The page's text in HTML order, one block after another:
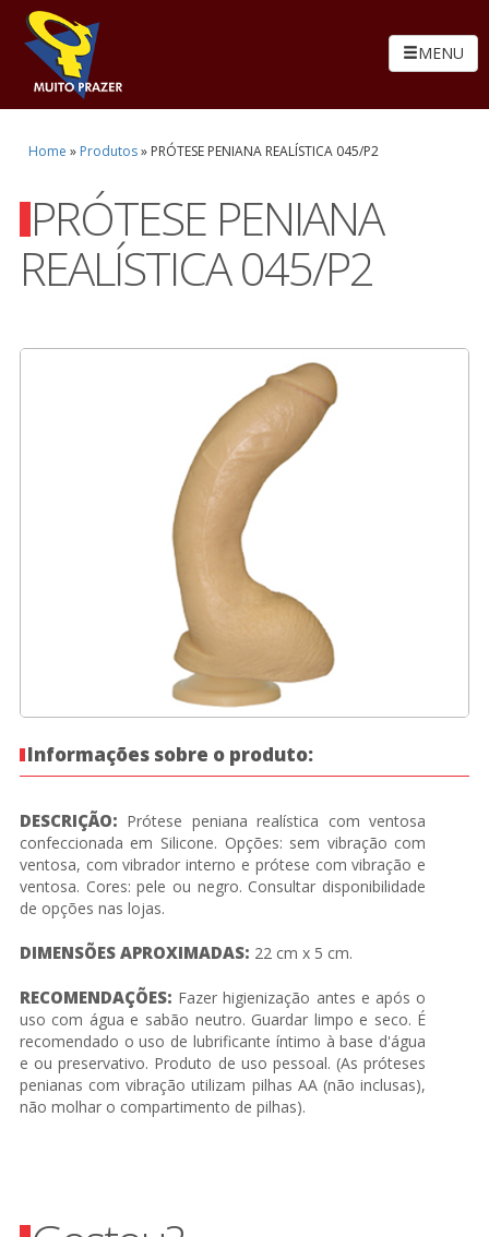
MENU
Home » Produtos» PRÓTESE PENIANA REALÍSTICA 045/P2
PRÓTESE PENIANA
REALÍSTICA 045/P2
Informações sobre o produto:
DESCRIÇÃO: Prótese peniana realística com ventosa
confeccionada em Silicone. Opções: sem vibração com
ventosa, com vibrador interno e prótese com vibração e
ventosa. Cores: pele ou negro. Consultar disponibilidade
de opções nas lojas.
DIMENSÕES APROXIMADAS: 22 cm x 5 cm.
RECOMENDAÇÕES: Fazer higienização antes e após o
uso com água e sabão neutro. Guardar limpo e seco. É
recomendado o uso de lubrificante íntimo à base d'água
e ou preservativo. Produto de uso pessoal. (As próteses
penianas com vibração utilizam pilhas AA (não inclusas),
não molhar o compartimento de pilhas).